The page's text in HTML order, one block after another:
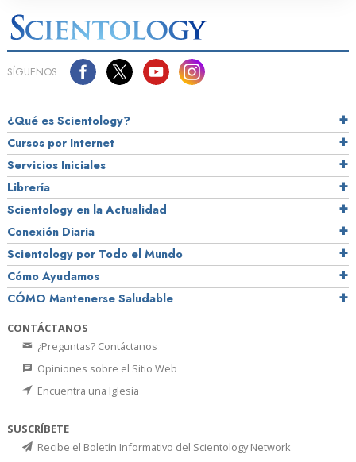
SÍGUENOS
¿Qué es Scientology?
Cursos por Internet
Servicios Iniciales
Librería
Scientology en la Actualidad
Conexión Diaria
Scientology por Todo el Mundo
Cómo Ayudamos
CÓMO Mantenerse Saludable
CONTÁCTANOS
¿Preguntas? Contáctanos
Opiniones sobre el Sitio Web
Encuentra una Iglesia
SUSCRÍBETE
Recibe el Boletín Informativo del Scientology Network